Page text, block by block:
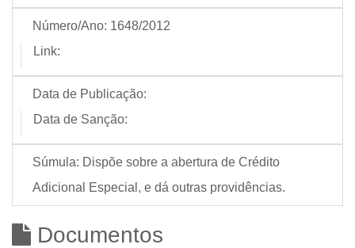
Número/Ano: 1648/2012
Link:
Data de Publicação:
Data de Sanção:
Súmula: Dispõe sobre a abertura de Crédito
Adicional Especial, e dá outras providências.
Documentos